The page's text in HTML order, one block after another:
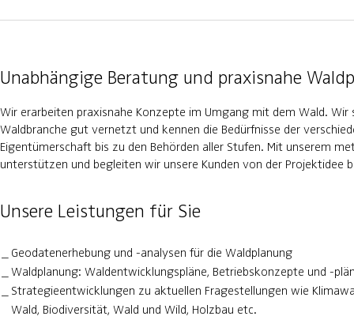
Unabhängige Beratung und praxisnahe
Wir erarbeiten praxisnahe Konzepte im Umgang mit dem Wald. Wir
Waldbranche gut vernetzt und kennen die Bedürfnisse der
Eigentümerschaft bis zu den Behörden aller Stufen. Mit unserem
unterstützen und begleiten wir unsere Kunden von der Projektidee
Unsere Leistungen für Sie
Geodatenerhebung und -analysen für die Waldplanung
Waldplanung: Waldentwicklungspläne, Betriebskonzepte und -
Strategieentwicklungen zu aktuellen Fragestellungen wie
Wald, Biodiversität, Wald und Wild, Holzbau etc.